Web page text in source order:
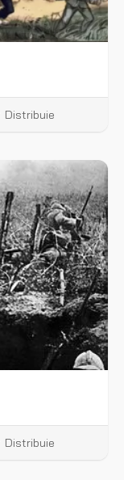
Distribuie
Distribuie